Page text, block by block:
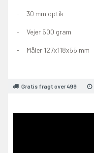
30 mm optik
Vejer 500 gram
Måler 127x118x55 mm
Gratis fragt over 499